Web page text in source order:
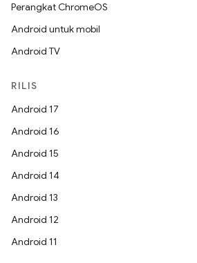
Perangkat ChromeOS
Android untuk mobil
Android TV
RILIS
Android 17
Android 16
Android 15
Android 14
Android 13
Android 12
Android 11